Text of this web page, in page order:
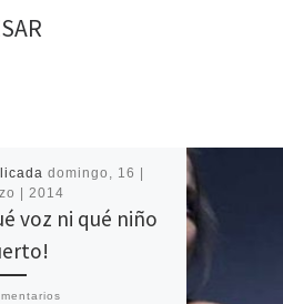
domingo, 16 |
| 2014
voz ni qué niño